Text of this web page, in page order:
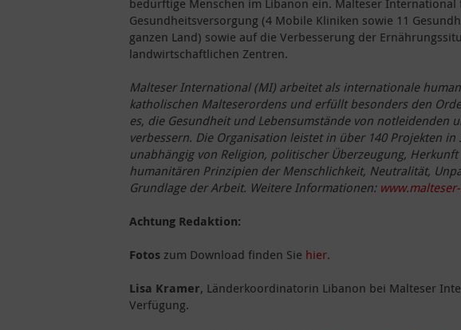
bedürftige Menschen im Libanon ein. Malteser
Gesundheitsversorgung (4 Mobile Kliniken sowie 11
ganzen Land) sowie auf die Verbesserung der
landwirtschaftlichen Zentren.
Malteser International (MI) arbeitet als internationale
katholischen Malteserordens und erfüllt besonders den
es, die Gesundheit und Lebensumstände von notleidenden
verbessern. Die Organisation leistet in über 140 Projekten
unabhängig von Religion, politischer Überzeugung,
humanitären Prinzipien der Menschlichkeit, Neutralität,
Grundlage der Arbeit. Weitere Informationen:
Achtung Redaktion:
Fotos zum Download finden Sie hier.
Lisa Kramer, Länderkoordinatorin Libanon bei Malteser
Verfügung.